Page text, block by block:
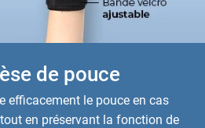
de pouce
efficacement le pouce en cas
tout en préservant la fonction de